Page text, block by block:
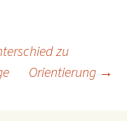
zu
Orientierung →